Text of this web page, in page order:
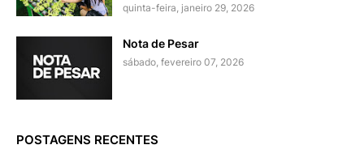
quinta-feira, janeiro 29, 2026
Nota de Pesar
sábado, fevereiro 07, 2026
POSTAGENS RECENTES